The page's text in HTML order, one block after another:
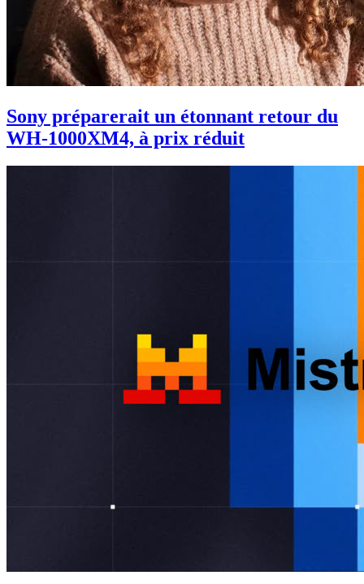
Sony préparerait un étonnant retour du
WH-1000XM4, à prix réduit